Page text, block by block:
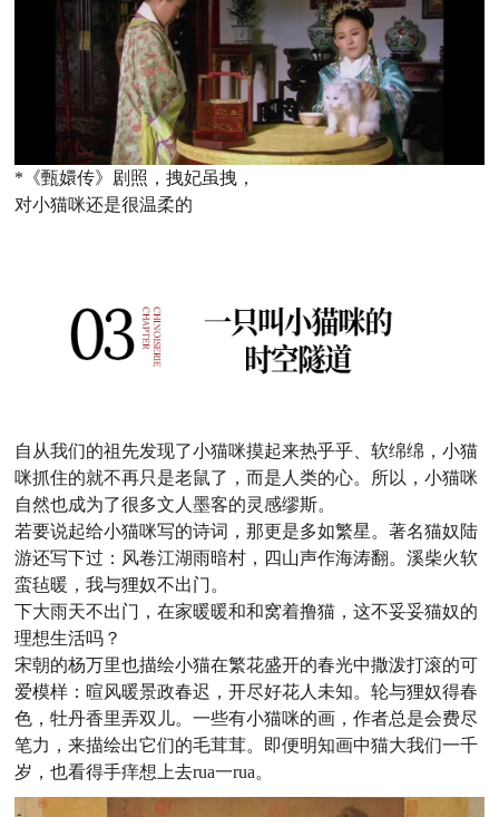
*《甄嬛传》剧照，拽妃虽拽，
对小猫咪还是很温柔的
自从我们的祖先发现了小猫咪摸起来热乎乎、软绵绵，小猫
咪抓住的就不再只是老鼠了，而是人类的心。 所以，小猫咪
自然也成为了很多文人墨客的灵感缪斯。
若要说起给小猫咪写的诗词，那更是多如繁星。著名猫奴陆
游还写下过： 风卷江湖雨暗村，四山声作海涛翻。溪柴火软
蛮毡暖，我与狸奴不出门。
下大雨天不出门，在家暖暖和和窝着撸猫，这不妥妥猫奴的
理想生活吗？
宋朝的杨万里也描绘小猫在繁花盛开的春光中撒泼打滚的可
爱模样： 暄风暖景政春迟，开尽好花人未知。轮与狸奴得春
色，牡丹香里弄双儿。一些有小猫咪的画，作者总是会费尽
笔力，来描绘出它们的毛茸茸。 即便明知画中猫大我们一千
岁，也看得手痒想上去rua一rua。